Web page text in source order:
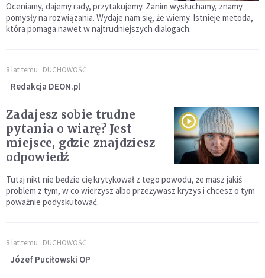
Oceniamy, dajemy rady, przytakujemy. Zanim wysłuchamy, znamy
pomysły na rozwiązania. Wydaje nam się, że wiemy. Istnieje metoda,
która pomaga nawet w najtrudniejszych dialogach.
8 lat temu DUCHOWOŚĆ
Redakcja DEON.pl
Zadajesz sobie trudne
pytania o wiarę? Jest
miejsce, gdzie znajdziesz
odpowiedź
Tutaj nikt nie będzie cię krytykował z tego powodu, że masz jakiś
problem z tym, w co wierzysz albo przeżywasz kryzys i chcesz o tym
poważnie podyskutować.
8 lat temu DUCHOWOŚĆ
Józef Puciłowski OP